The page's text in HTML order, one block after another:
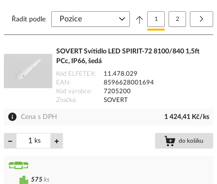
Stránka
Právě si prohlížíte
1 Stránka
2
Řadit podle
SOVERT Svítidlo LED SPIRIT-72 8100/840 1,5ft
PCc, IP66, šedá
Kód ELFETEX
11.478.029
EAN
8596628001694
Kód výrobce
7205200
Značka
SOVERT
Cena s DPH 1 424,41 Kč/ks
ks do košíku
575 ks